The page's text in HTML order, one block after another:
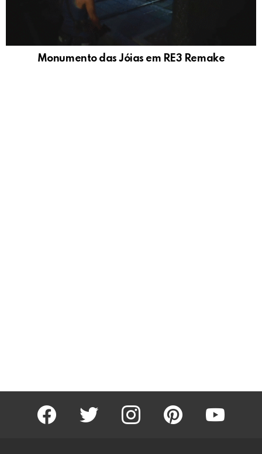
Monumento das Jóias em RE3 Remake
facebook twitter instagram pinterest